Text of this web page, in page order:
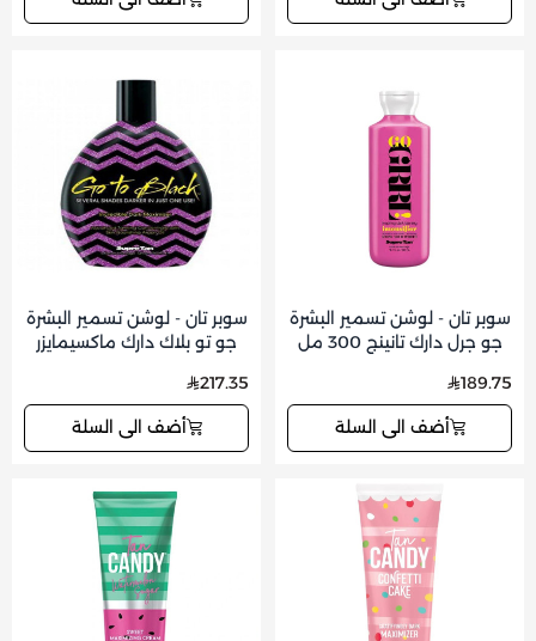
سوبر تان - لوشن تسمير البشرة
جو جرل دارك تانينج 300 مل
189.75
أضف الى السلة
سوبر تان - لوشن تسمير البشرة
جو تو بلاك دارك ماكسيمايزر
217.35
أضف الى السلة